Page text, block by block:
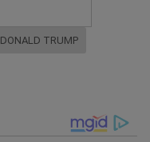
DONALD TRUMP